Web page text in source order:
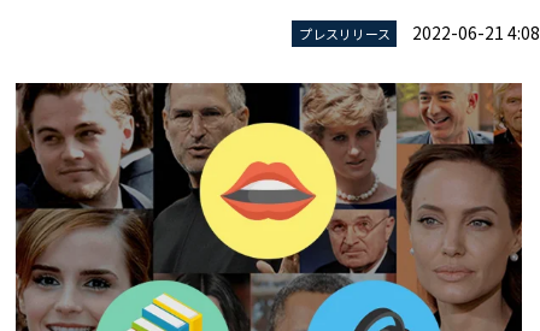
プレスリリース 2022-06-21 4:08